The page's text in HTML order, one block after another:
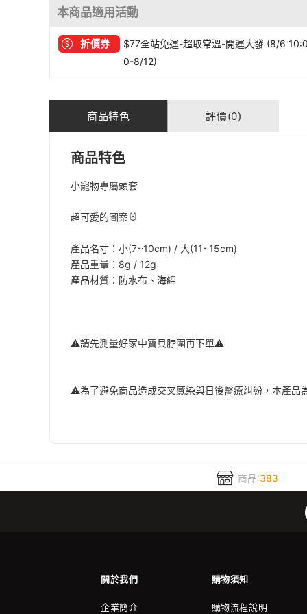
本商品適用活動
折價券
$77全站免運-超取常溫-開運大發 (8/6
0-8/12)
商品特色 評價(0)
商品特色
小寵物專屬頭套
超可愛的圖案🐰
產品名寸：小(7~10cm) / 大(11~15cm)
產品重量：8g / 12g
產品材質：防水布、海綿
⚠️請先測量好家中寶貝脖圍再下單⚠️
⚠️為了避免商品造成交叉感染與日後醫療糾紛，本產
商品:383
關於我們 購物須知
企業簡介 購物流程說明